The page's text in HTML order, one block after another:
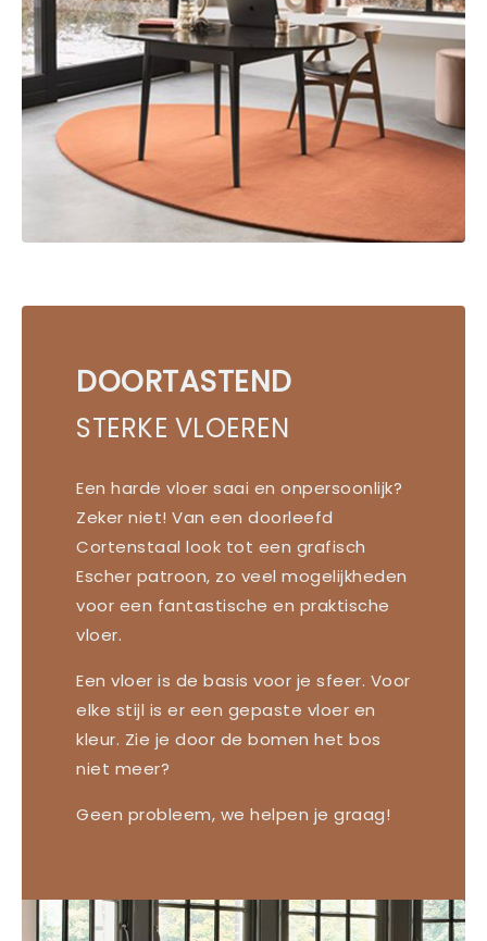
DOORTASTEND
STERKE VLOEREN
Een harde vloer saai en onpersoonlijk?
Zeker niet! Van een doorleefd
Cortenstaal look tot een grafisch
Escher patroon, zo veel mogelijkheden
voor een fantastische en praktische
vloer.
Een vloer is de basis voor je sfeer. Voor
elke stijl is er een gepaste vloer en
kleur. Zie je door de bomen het bos
niet meer?
Geen probleem, we helpen je graag!